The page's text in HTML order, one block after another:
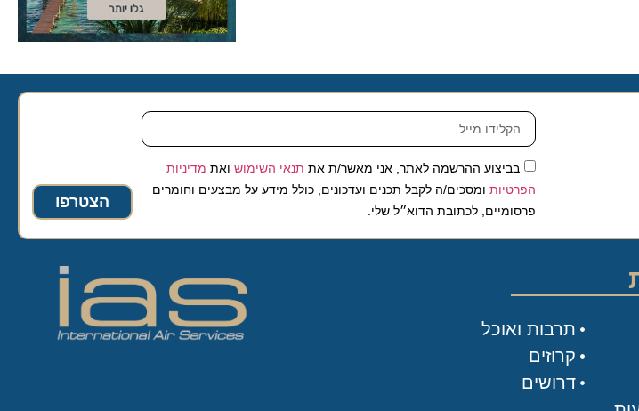
בביצוע ההרשמה לאתר, אני מאשר/ת אתתנאי השימושואת מדיניות
הפרטיותומסכים/ה לקבל תכנים ועדכונים, כולל מידע על מבצעים וחומרים
פרסומיים, לכתובת הדוא״ל שלי.
הצטרפו
תרבות ואוכל
קרוזים
דרושים